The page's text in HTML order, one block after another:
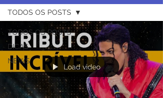
TODOS OS POSTS
DICAS
NEWS
TODOS OS POSTS
Load video